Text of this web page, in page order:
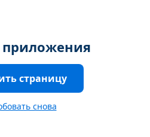
страницу
снова